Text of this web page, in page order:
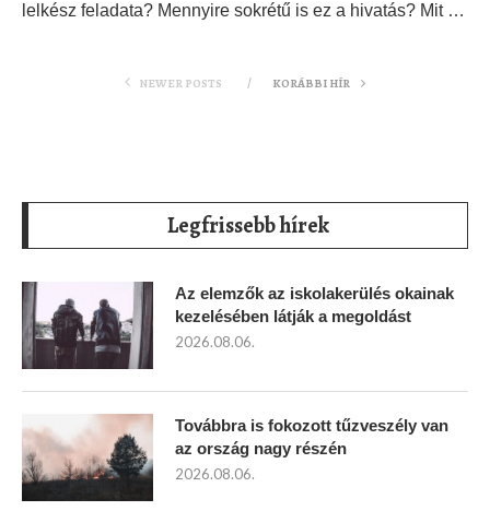
lelkész feladata? Mennyire sokrétű is ez a hivatás? Mit …
NEWER POSTS KORÁBBI HÍR
Legfrissebb hírek
Az elemzők az iskolakerülés okainak
kezelésében látják a megoldást
2026.08.06.
Továbbra is fokozott tűzveszély van
az ország nagy részén
2026.08.06.